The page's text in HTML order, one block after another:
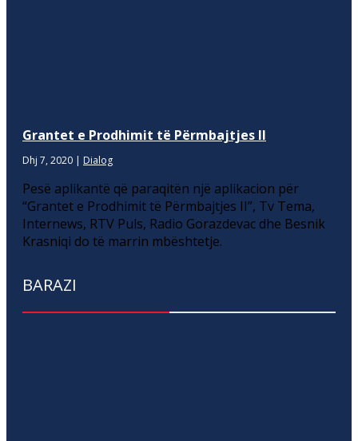
Grantet e Prodhimit të Përmbajtjes II
Dhj 7, 2020 | Dialog
Pesë aplikantë që paraqitën një aplikacion për
“Grantet e Prodhimit të Përmbajtjes II”, Tv Tema,
Internews, RTV Puls, Radio Gorazdevac dhe Besnik
Krasniqi do të marrin mbështetje.
BARAZI